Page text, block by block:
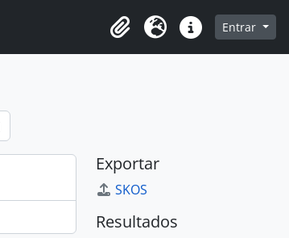
Área de Transferência
Idioma Atalhos Entrar
Exportar
SKOS
Resultados